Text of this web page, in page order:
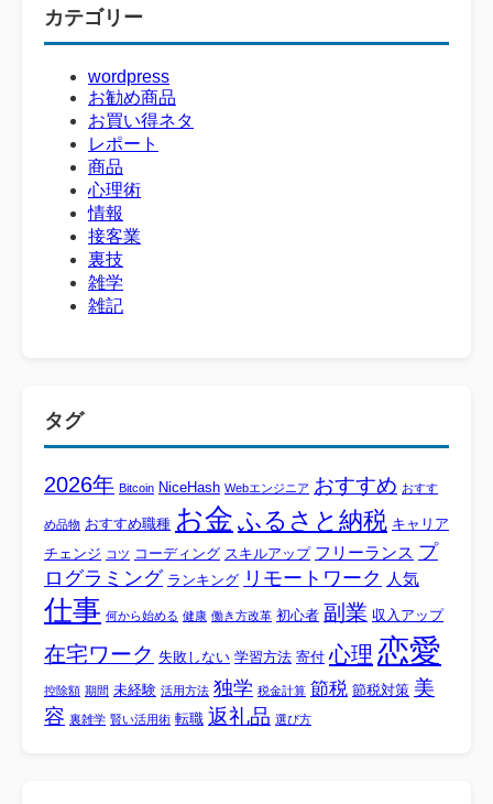
カテゴリー
wordpress
お勧め商品
お買い得ネタ
レポート
商品
心理術
情報
接客業
裏技
雑学
雑記
タグ
2026年 Bitcoin NiceHash Webエンジニア おすすめ おすす
め品物 おすすめ職種 お金 ふるさと納税 キャリア
チェンジ コツ コーディング スキルアップ フリーランス プ
ログラミング ランキング リモートワーク 人気
仕事 何から始める 健康 働き方改革 初心者 副業 収入アップ
在宅ワーク 失敗しない 学習方法 寄付 心理 恋愛
控除額 期間 未経験 活用方法 独学 税金計算 節税 節税対策 美
容 裏雑学 賢い活用術 転職 返礼品 選び方